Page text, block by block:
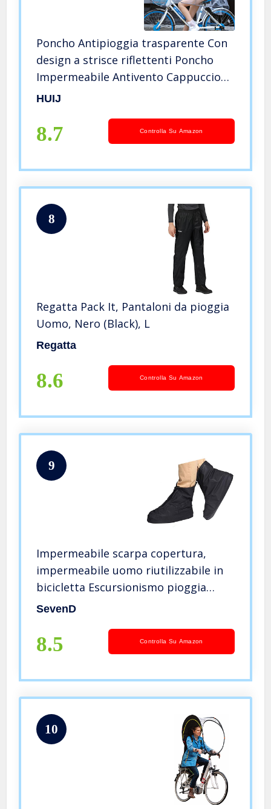
Poncho Antipioggia trasparente Con
design a strisce riflettenti Poncho
Impermeabile Antivento Cappuccio
Raincoat Mantello Outdoor
Rainwear Pioggia Cape Cappotto
HUIJ
8.7 Controlla Su Amazon
8
Regatta Pack It, Pantaloni da pioggia
Uomo, Nero (Black), L
Regatta
8.6 Controlla Su Amazon
9
Impermeabile scarpa copertura,
impermeabile uomo riutilizzabile in
bicicletta Escursionismo pioggia
scarpa copre leggero anti-slip
SevenD
8.5 Controlla Su Amazon
10